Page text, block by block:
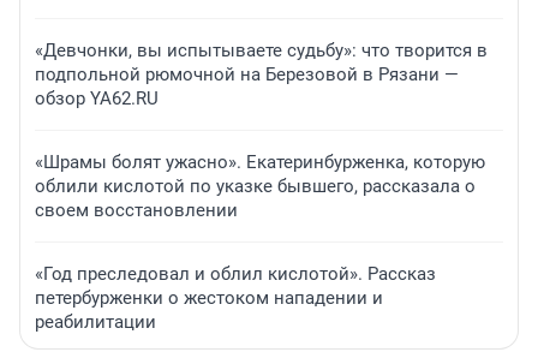
«Девчонки, вы испытываете судьбу»: что творится в
подпольной рюмочной на Березовой в Рязани —
обзор YA62.RU
«Шрамы болят ужасно». Екатеринбурженка, которую
облили кислотой по указке бывшего, рассказала о
своем восстановлении
«Год преследовал и облил кислотой». Рассказ
петербурженки о жестоком нападении и
реабилитации